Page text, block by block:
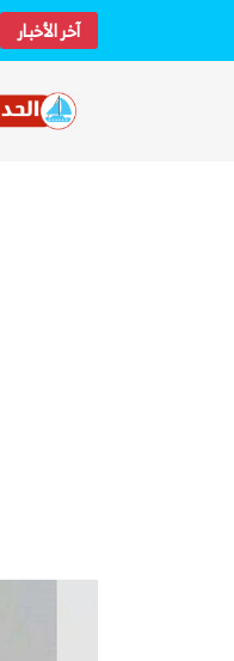
آخر الأخبار